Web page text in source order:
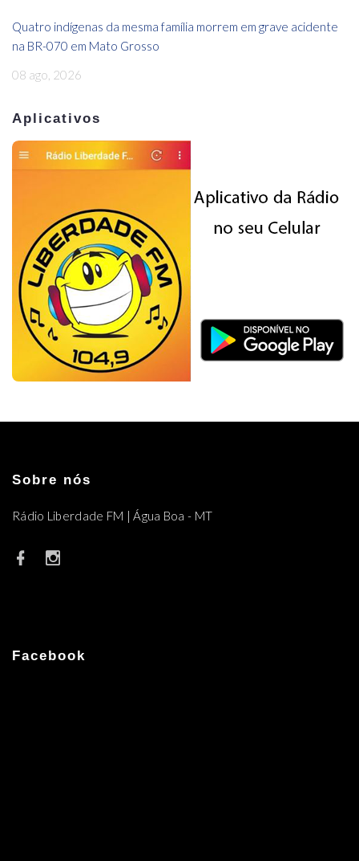
Quatro indígenas da mesma família morrem em grave acidente
na BR-070 em Mato Grosso
08 ago, 2026
Aplicativos
Sobre nós
Rádio Liberdade FM | Água Boa - MT
Facebook